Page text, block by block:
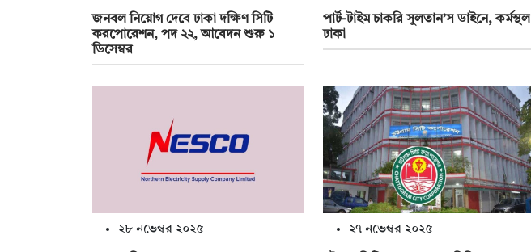
জনবল নিয়োগ দেবে ঢাকা দক্ষিণ সিটি
করপোরেশন, পদ ২২, আবেদন শুরু ১
ডিসেম্বর
পার্ট-টাইম চাকরি সুলতান’স ডাইনে, কর্মস্থল
ঢাকা
২৮ নভেম্বর ২০২৫ ২৭ নভেম্বর ২০২৫